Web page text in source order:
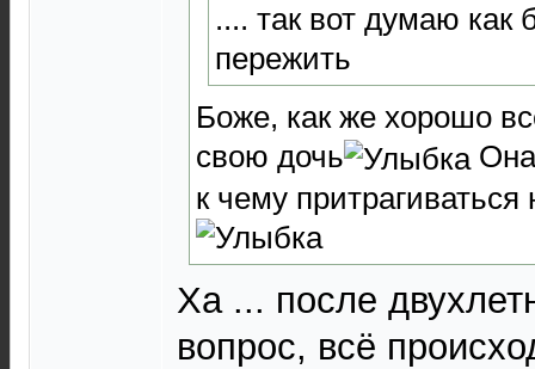
.... так вот думаю как
пережить
Боже, как же хорошо
свою дочь
к чему
Ха ... после
вопрос, всё